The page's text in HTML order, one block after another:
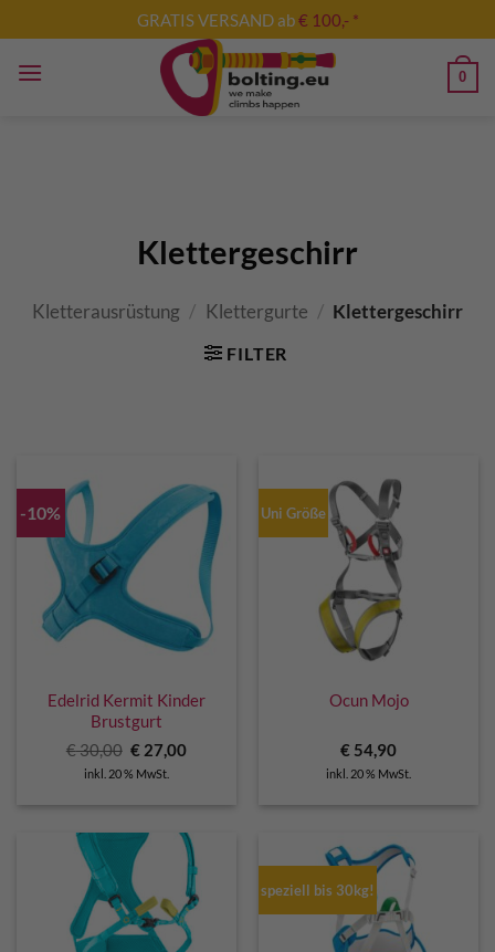
Inhalt
springen
GRATIS VERSAND ab€ 100,- *
0
Klettergeschirr
Kletterausrüstung / Klettergurte / Klettergeschirr
FILTER
-10%
Edelrid Kermit Kinder
Brustgurt
€30,00 Ursprünglicher
Preis
war:
€ 27,00Aktueller
inkl. 20 % MwSt.
Uni Größe
Ocun Mojo
€ 54,90
inkl. 20 % MwSt.
speziell bis 30kg!